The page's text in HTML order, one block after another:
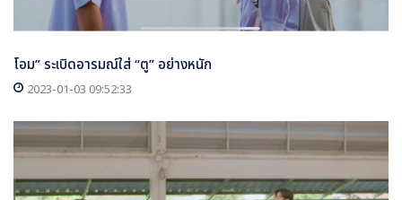
โอม” ระเบิดอารมณ์ใส่ “ตู” อย่างหนัก
2023-01-03 09:52:33